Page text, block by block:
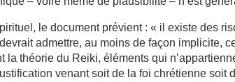
le document prévient : « il existe des
admettre, au moins de façon implicite,
la théorie du Reiki, éléments qui
venant soit de la foi chrétienne soit